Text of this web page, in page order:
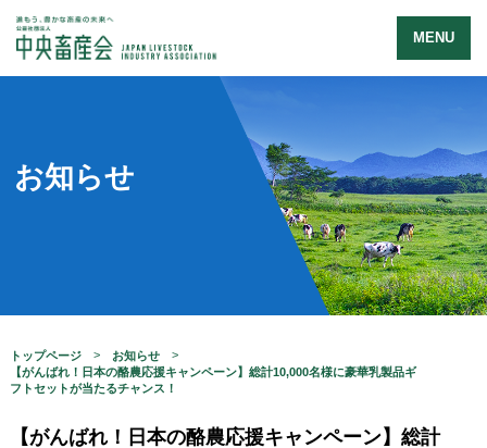
MENU
お知らせ
トップページ
お知らせ
【がんばれ！日本の酪農応援キャンペーン】総計10,000名様に豪華乳製品ギ
フトセットが当たるチャンス！
【がんばれ！日本の酪農応援キャンペーン】総計